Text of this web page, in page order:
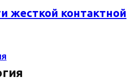
жесткой контактной